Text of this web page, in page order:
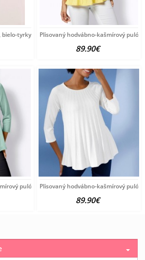
bielo-tyrkysovýPlisovaný hodvábno-kašmírový
89.90€
pulóver vzhľadom Création
Plisovaný hodvábno-kašmírový
89.90€